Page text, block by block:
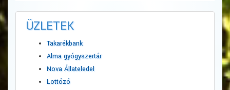
ÜZLETEK
Takarékbank
Alma gyógyszertár
Nova Állateledel
Lottózó